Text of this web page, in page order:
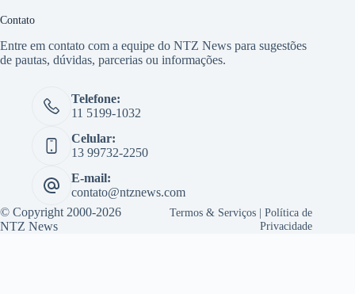
Contato
Entre em contato com a equipe do NTZ News para sugestões
de pautas, dúvidas, parcerias ou informações.
Telefone:
11 5199-1032
Celular:
13 99732-2250
E-mail:
contato@ntznews.com
© Copyright 2000-2026
NTZ News
Termos & Serviços |Política de
Privacidade